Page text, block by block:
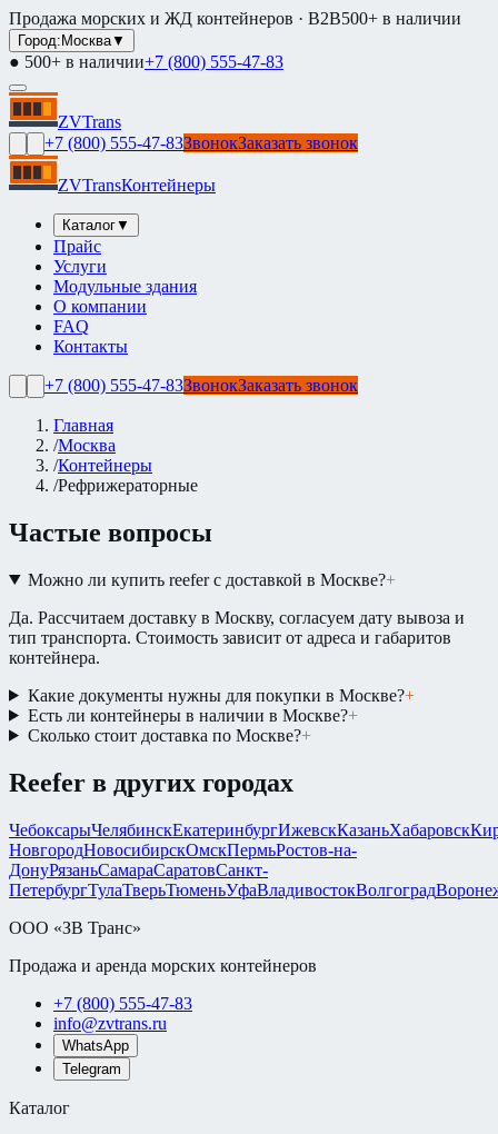
Продажа морских и ЖД контейнеров · B2B500+ в наличии
Город: Москва▼
● 500+ в наличии+7 (800) 555-47-83
ZVTrans
+7 (800) 555-47-83ЗвонокЗаказать звонок
ZVTransКонтейнеры
Каталог▼
Прайс
Услуги
Модульные здания
О компании
FAQ
Контакты
+7 (800) 555-47-83ЗвонокЗаказать звонок
Главная
/Москва
/Контейнеры
/Рефрижераторные
Частые вопросы
Можно ли купить reefer с доставкой в Москве?+
Да. Рассчитаем доставку в Москву, согласуем дату вывоза и
тип транспорта. Стоимость зависит от адреса и габаритов
контейнера.
Какие документы нужны для покупки в Москве?+
Есть ли контейнеры в наличии в Москве?+
Сколько стоит доставка по Москве?+
Reefer в других городах
ЧебоксарыЧелябинскЕкатеринбургИжевскКазаньХабаровск
НовгородНовосибирскОмскПермьРостов-на-
ДонуРязаньСамараСаратовСанкт-
ПетербургТулаТверьТюменьУфаВладивостокВолгоград
ООО «ЗВ Транс»
Продажа и аренда морских контейнеров
+7 (800) 555-47-83
info@zvtrans.ru
WhatsApp
Telegram
Каталог